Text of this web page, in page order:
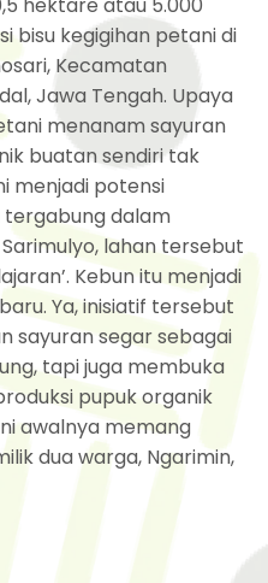
hektare atau 5.000
bisu kegigihan petani di
Kecamatan
Jawa Tengah. Upaya
menanam sayuran
buatan sendiri tak
menjadi potensi
tergabung dalam
lahan tersebut
Kebun itu menjadi
Ya, inisiatif tersebut
sayuran segar sebagai
tapi juga membuka
pupuk organik
awalnya memang
dua warga, Ngarimin,